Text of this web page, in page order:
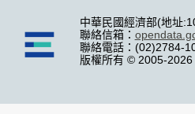
中華民國經濟部(地址
聯絡信箱：
聯絡電話：(02)2784-
版權所有 © 2005-2026